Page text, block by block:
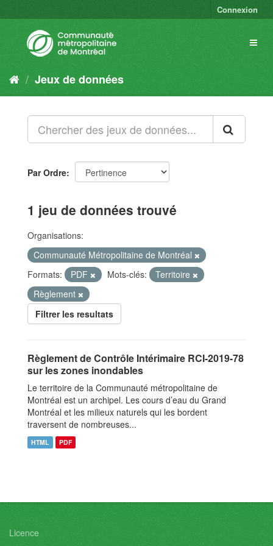
Connexion
Jeux de données
Par Ordre
1 jeu de données trouvé
Organisations:
Communauté Métropolitaine de Montréal
Formats:
PDF Mots-clés:
Territoire
Règlement
Filtrer les resultats
Règlement de Contrôle Intérimaire RCI-2019-78
sur les zones inondables
Le territoire de la Communauté métropolitaine de
Montréal est un archipel. Les cours d’eau du Grand
Montréal et les milieux naturels qui les bordent
traversent de nombreuses...
HTML PDF
Licence